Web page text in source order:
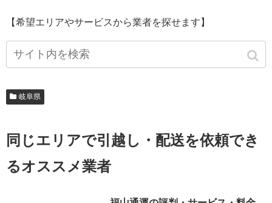
【希望エリアやサービスから業者を探せます】
岐阜県
同じエリアで引越し・配送を依頼でき
るオススメ業者